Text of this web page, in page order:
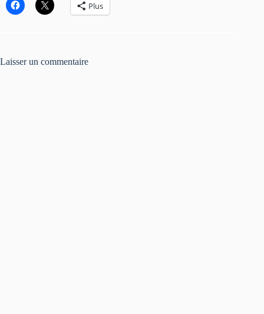
Plus
Laisser un commentaire